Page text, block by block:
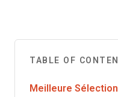
TABLE OF
Meilleure